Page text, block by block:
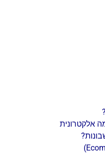
אלקטרונית